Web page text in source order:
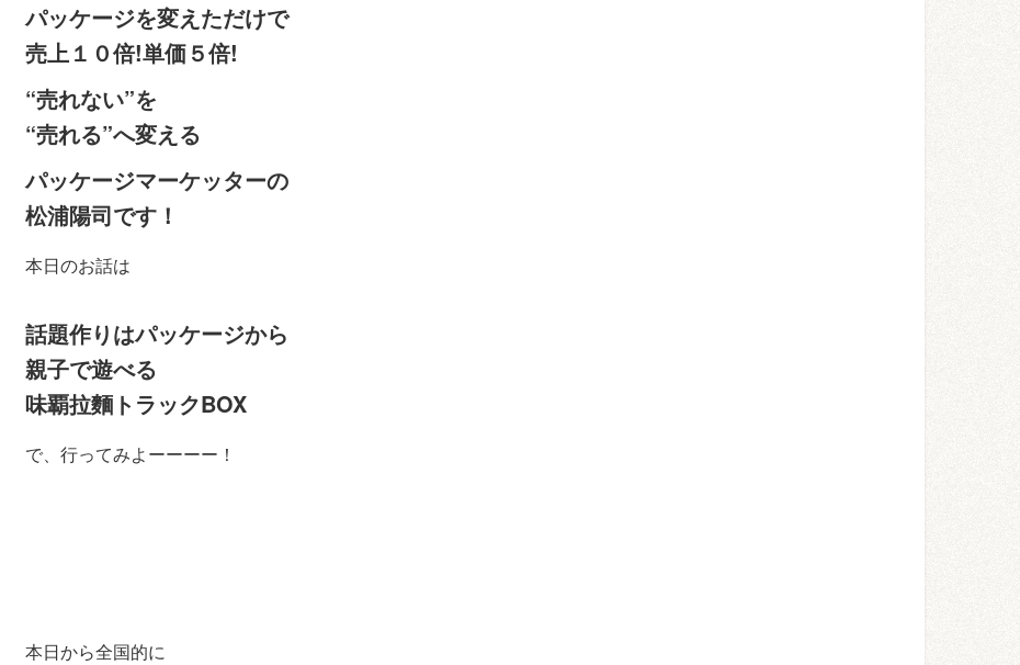
パッケージを変えただけで
売上１０倍!単価５倍!
“売れない”を
“売れる”へ変える
パッケージマーケッターの
松浦陽司です！
本日のお話は
話題作りはパッケージから
親子で遊べる
味覇拉麵トラックBOX
で、行ってみよーーーー！
本日から全国的に